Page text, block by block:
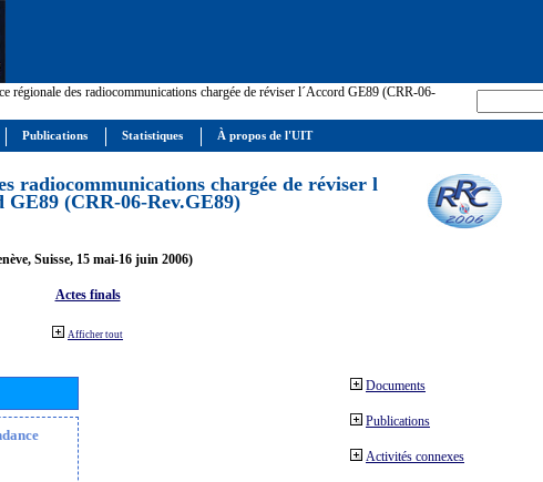
régionale des radiocommunications chargée de réviser l´Accord GE89 (CRR-06-
radiocommunications chargée de réviser l
GE89 (CRR-06-Rev.GE89)
Suisse, 15 mai-16 juin 2006)
Actes finals
Afficher tout
Documents
Publications
Activités connexes
Publications Statistiques À propos de l'UIT